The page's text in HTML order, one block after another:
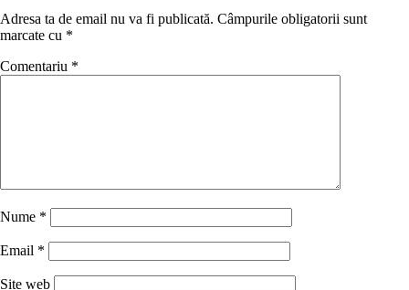
Adresa ta de email nu va fi publicată. Câmpurile obligatorii sunt
marcate cu *
Comentariu *
Nume *
Email *
Site web